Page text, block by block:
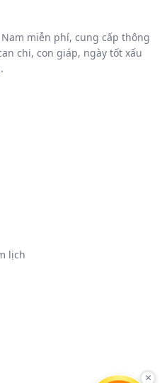
miễn phí, cung cấp thông
chi, con giáp, ngày tốt xấu
lịch
×